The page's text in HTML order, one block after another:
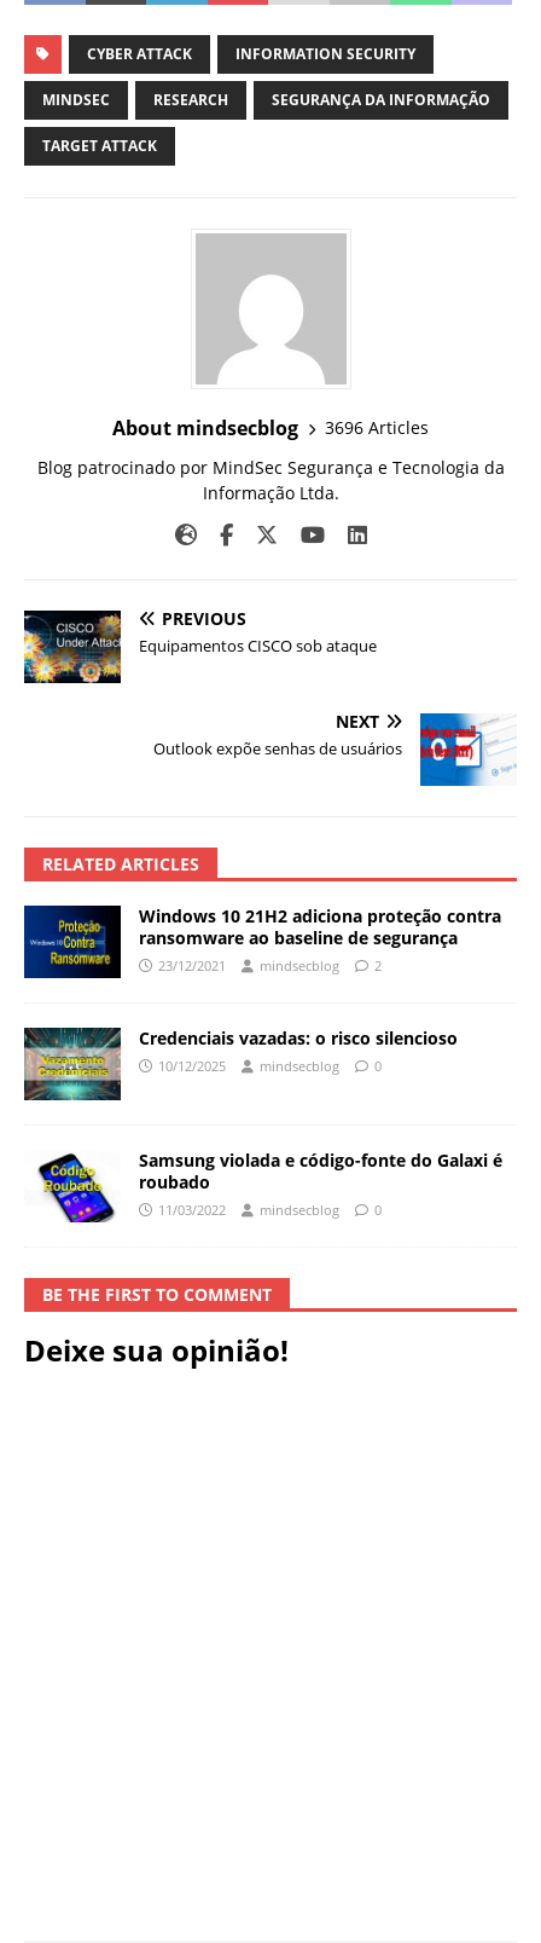
CYBER ATTACK INFORMATION SECURITY
MINDSEC RESEARCH SEGURANÇA DA INFORMAÇÃO
TARGET ATTACK
About mindsecblog
3696 Articles
Blog patrocinado por MindSec Segurança e Tecnologia da
Informação Ltda.
PREVIOUS
Equipamentos CISCO sob ataque
NEXT
Outlook expõe senhas de usuários
RELATED ARTICLES
Windows 10 21H2 adiciona proteção contra
ransomware ao baseline de segurança
23/12/2021 mindsecblog 2
Credenciais vazadas: o risco silencioso
10/12/2025 mindsecblog 0
Samsung violada e código-fonte do Galaxi é
roubado
11/03/2022 mindsecblog 0
BE THE FIRST TO COMMENT
Deixe sua opinião!